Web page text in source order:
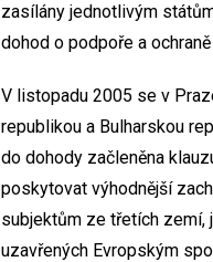
zasílány jednotlivým
dohod o podpoře a
V listopadu 2005 se v
republikou a Bulharskou
do dohody začleněna
poskytovat výhodnější
subjektům ze třetích zemí,
uzavřených Evropským